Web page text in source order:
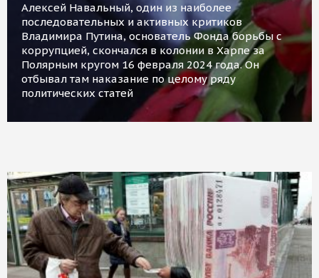
Алексей Навальный, один из наиболее
последовательных и активных критиков
Владимира Путина, основатель Фонда борьбы с
коррупцией, скончался в колонии в Харпе за
Полярным кругом 16 февраля 2024 года. Он
отбывал там наказание по целому ряду
политических статей